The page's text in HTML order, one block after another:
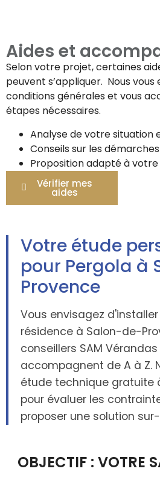
Aides et
Selon votre projet, certaines
peuvent s’appliquer. Nous vous
conditions générales et vous
étapes nécessaires.
Analyse de votre situation
Conseils sur les
Proposition adapté à
Vérifier mes
aides
Votre étude
pour Pergola à
Provence
Vous envisagez
résidence à Salon-de-
conseillers SAM
accompagnent de A à Z.
étude technique gratuite
pour évaluer les
proposer une solution
OBJECTIF : VOTRE